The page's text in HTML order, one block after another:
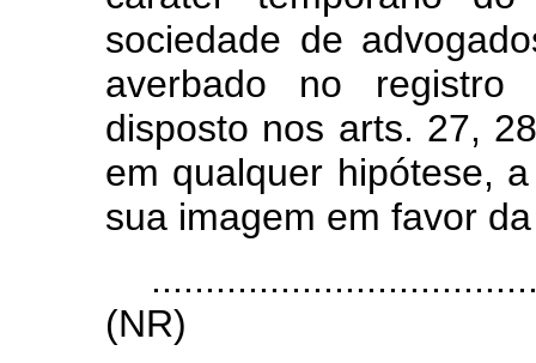
sociedade de
averbado no registro
disposto nos arts. 27,
em qualquer hipótese,
sua imagem em favor
(NR)